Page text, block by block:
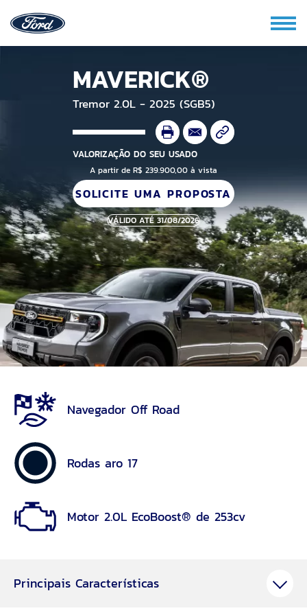
MAVERICK®
Tremor 2.0L - 2025 (SGB5)
VALORIZAÇÃO DO SEU USADO
A partir de R$ 239.900,00 à vista
SOLICITE UMA PROPOSTA
VÁLIDO ATÉ 31/08/2026
Navegador Off Road
Rodas aro 17
Motor 2.0L EcoBoost® de 253cv
Principais Características